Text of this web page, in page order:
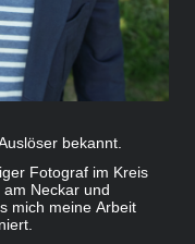
bekannt.
Fotograf im Kreis
Neckar und
mich meine Arbeit